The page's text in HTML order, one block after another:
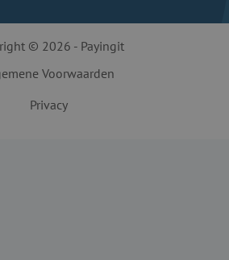
© 2026 - Payingit
Voorwaarden
Privacy